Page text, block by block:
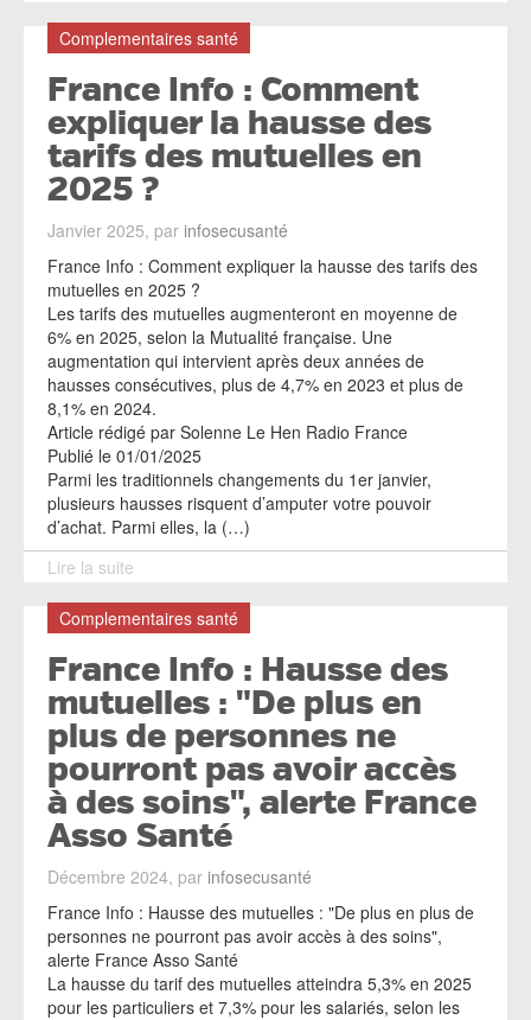
Complementaires santé
France Info : Comment
expliquer la hausse des
tarifs des mutuelles en
2025 ?
Janvier 2025, par infosecusanté
France Info : Comment expliquer la hausse des tarifs des
mutuelles en 2025 ?
Les tarifs des mutuelles augmenteront en moyenne de
6% en 2025, selon la Mutualité française. Une
augmentation qui intervient après deux années de
hausses consécutives, plus de 4,7% en 2023 et plus de
8,1% en 2024.
Article rédigé par Solenne Le Hen Radio France
Publié le 01/01/2025
Parmi les traditionnels changements du 1er janvier,
plusieurs hausses risquent d’amputer votre pouvoir
d’achat. Parmi elles, la (…)
Lire la suite
Complementaires santé
France Info : Hausse des
mutuelles : "De plus en
plus de personnes ne
pourront pas avoir accès
à des soins", alerte France
Asso Santé
Décembre 2024, par infosecusanté
France Info : Hausse des mutuelles : "De plus en plus de
personnes ne pourront pas avoir accès à des soins",
alerte France Asso Santé
La hausse du tarif des mutuelles atteindra 5,3% en 2025
pour les particuliers et 7,3% pour les salariés, selon les